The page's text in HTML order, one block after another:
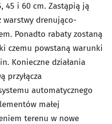
45 i 60 cm. Zastąpią ją
warstwy drenująco-
Ponadto rabaty zostaną
czemu powstaną warunki
Konieczne działania
przyłącza
automatycznego
małej
terenu w nowe